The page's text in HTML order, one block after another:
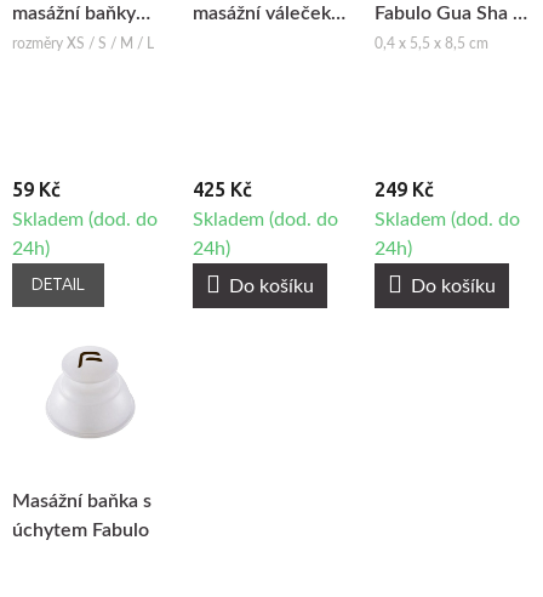
masážní baňky
Fabulo Bell
rozměry XS / S / M / L
59 Kč
Skladem (dod. do
24h)
DETAIL
masážní váleček
425 Kč
Skladem (dod. do
24h)
Do košíku
Fabulo Gua Sha z
nerezavějící oceli
0,4 x 5,5 x 8,5 cm
249 Kč
Skladem (dod. do
24h)
Do košíku
Masážní baňka s
úchytem Fabulo